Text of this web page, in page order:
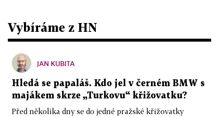
Vybíráme z HN
JAN KUBITA
Hledá se papaláš. Kdo jel v černém BMW s
majákem skrze „Turkovu“ křižovatku?
Před několika dny se do jedné pražské křižovatky